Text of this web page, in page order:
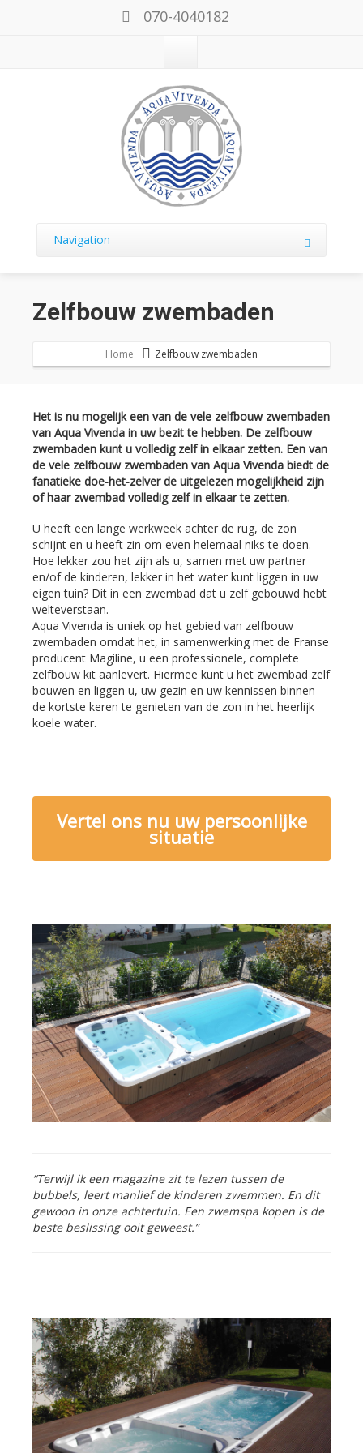
070-4040182
Navigation
Zelfbouw zwembaden
Home Zelfbouw zwembaden
Het is nu mogelijk een van de vele zelfbouw zwembaden
van Aqua Vivenda in uw bezit te hebben. De zelfbouw
zwembaden kunt u volledig zelf in elkaar zetten. Een van
de vele zelfbouw zwembaden van Aqua Vivenda biedt de
fanatieke doe-het-zelver de uitgelezen mogelijkheid zijn
of haar zwembad volledig zelf in elkaar te zetten.
U heeft een lange werkweek achter de rug, de zon
schijnt en u heeft zin om even helemaal niks te doen.
Hoe lekker zou het zijn als u, samen met uw partner
en/of de kinderen, lekker in het water kunt liggen in uw
eigen tuin? Dit in een zwembad dat u zelf gebouwd hebt
welteverstaan.
Aqua Vivenda is uniek op het gebied van zelfbouw
zwembaden omdat het, in samenwerking met de Franse
producent Magiline, u een professionele, complete
zelfbouw kit aanlevert. Hiermee kunt u het zwembad zelf
bouwen en liggen u, uw gezin en uw kennissen binnen
de kortste keren te genieten van de zon in het heerlijk
koele water.
Vertel ons nu uw persoonlijke
situatie
“Terwijl ik een magazine zit te lezen tussen de
bubbels, leert manlief de kinderen zwemmen. En dit
gewoon in onze achtertuin. Een zwemspa kopen is de
beste beslissing ooit geweest.”